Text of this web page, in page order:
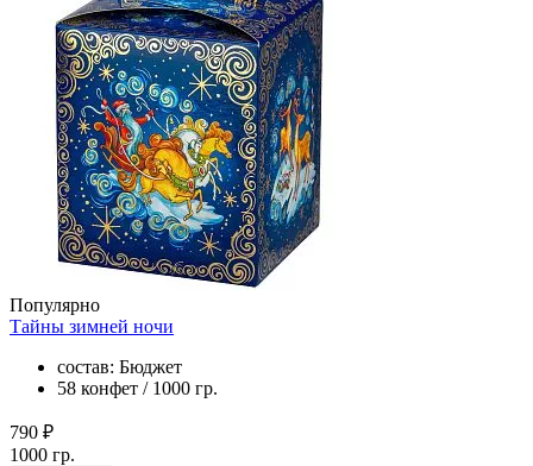
Популярно
Тайны зимней ночи
состав: Бюджет
58 конфет / 1000 гр.
790 ₽
1000 гр.